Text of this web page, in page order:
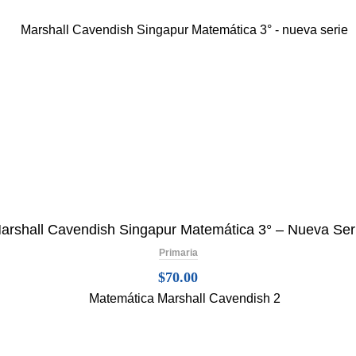
Cavendish Singapur Matemática 3° – Nueva
Primaria
$70.00